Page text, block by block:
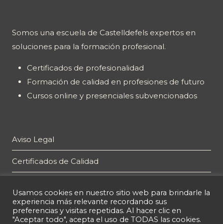
Somos una escuela de Castelldefels expertos en
soluciones para la formación profesional.
Certificados de profesionalidad
Formación de calidad en profesiones de futuro
Cursos online y presenciales subvencionados
Aviso Legal
Certificados de Calidad
Política de privacidad
Usamos cookies en nuestro sitio web para brindarle la
experiencia más relevante recordando sus
preferencias y visitas repetidas. Al hacer clic en
"Aceptar todo", acepta el uso de TODAS las cookies.